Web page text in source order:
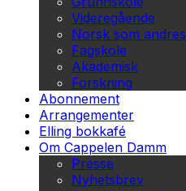
Videregående
Norsk som
Fagskole
Akademisk
Forskning
Abonnement
Arrangementer
Elling bokkafé
Om Cappelen Damm
Presse
Nyhetsbrev